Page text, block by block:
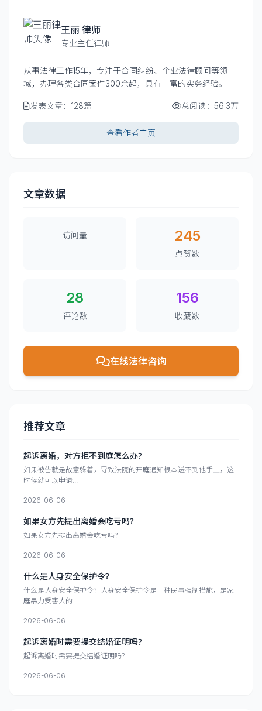
王丽 律师
专业主任律师
从事法律工作15年，专注于合同纠纷、企业法律顾问等领
域，办理各类合同案件300余起，具有丰富的实务经验。
发表文章：128篇 总阅读：56.3万
查看作者主页
文章数据
访问量 245
点赞数
28
评论数
156
收藏数
在线法律咨询
推荐文章
起诉离婚，对方拒不到庭怎么办？
如果被告就是故意躲着，导致法院的开庭通知根本送不到他手上，这
时候就可以申请...
2026-06-06
如果女方先提出离婚会吃亏吗？
如果女方先提出离婚会吃亏吗？
2026-06-06
什么是人身安全保护令？
什么是人身安全保护令？人身安全保护令是一种民事强制措施，是家
庭暴力受害人的...
2026-06-06
起诉离婚时需要提交结婚证明吗？
起诉离婚时需要提交结婚证明吗？
2026-06-06